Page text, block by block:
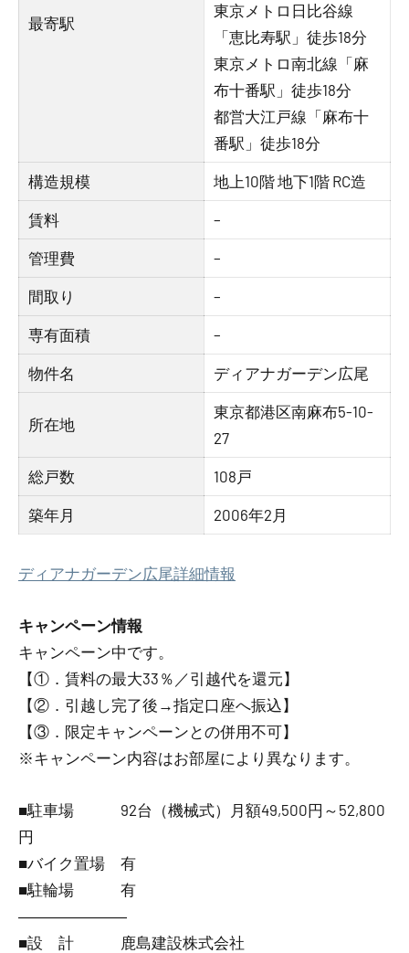
最寄駅
東京メトロ日比谷線
「恵比寿駅」徒歩18分
東京メトロ南北線「麻
布十番駅」徒歩18分
都営大江戸線「麻布十
番駅」徒歩18分
構造規模 地上10階 地下1階 RC造
賃料 –
管理費 –
間取り –
専有面積 –
物件名 ディアナガーデン広尾
所在地
東京都港区南麻布5-10-
27
総戸数 108戸
築年月 2006年2月
ディアナガーデン広尾詳細情報
キャンペーン情報
キャンペーン中です。
【①．賃料の最大33％／引越代を還元】
【②．引越し完了後→指定口座へ振込】
【③．限定キャンペーンとの併用不可】
※キャンペーン内容はお部屋により異なります。
■駐車場 92台（機械式）月額49,500円～52,800
円
■バイク置場 有
■駐輪場 有
―――――――
■設 計 鹿島建設株式会社